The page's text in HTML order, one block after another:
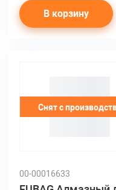
В корзину
Снят с
00-00016633